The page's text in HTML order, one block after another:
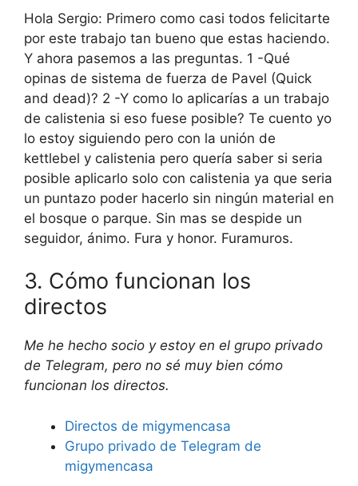
Hola Sergio: Primero como casi todos felicitarte
por este trabajo tan bueno que estas haciendo.
Y ahora pasemos a las preguntas. 1 -Qué
opinas de sistema de fuerza de Pavel (Quick
and dead)? 2 -Y como lo aplicarías a un trabajo
de calistenia si eso fuese posible? Te cuento yo
lo estoy siguiendo pero con la unión de
kettlebel y calistenia pero quería saber si seria
posible aplicarlo solo con calistenia ya que seria
un puntazo poder hacerlo sin ningún material en
el bosque o parque. Sin mas se despide un
seguidor, ánimo. Fura y honor. Furamuros.
3. Cómo funcionan los
directos
Me he hecho socio y estoy en el grupo privado
de Telegram, pero no sé muy bien cómo
funcionan los directos.
Directos de migymencasa
Grupo privado de Telegram de
migymencasa